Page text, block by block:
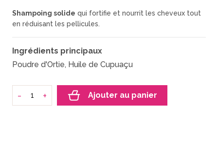
Shampoing solide qui fortifie et nourrit les cheveux tout
en réduisant les pellicules.
Ingrédients principaux
Poudre d'Ortie, Huile de Cupuaçu
+
- Ajouter au panier